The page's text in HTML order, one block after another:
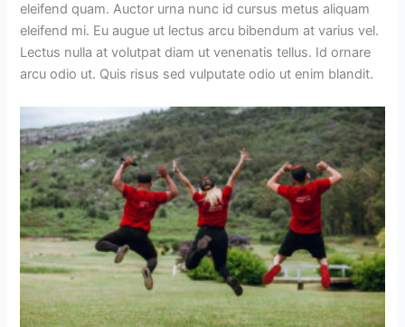
eleifend quam. Auctor urna nunc id cursus metus aliquam
eleifend mi. Eu augue ut lectus arcu bibendum at varius vel.
Lectus nulla at volutpat diam ut venenatis tellus. Id ornare
arcu odio ut. Quis risus sed vulputate odio ut enim blandit.